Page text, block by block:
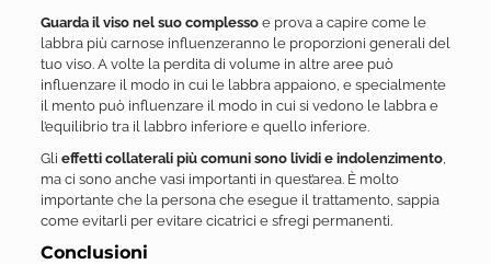
Guarda il viso nel suo complessoe prova a capire come le
labbra più carnose influenzeranno le proporzioni generali del
tuo viso. A volte la perdita di volume in altre aree può
influenzare il modo in cui le labbra appaiono, e specialmente
il mento può influenzare il modo in cui si vedono le labbra e
l’equilibrio tra il labbro inferiore e quello inferiore.
Gli effetti collaterali più comuni sono lividi e indolenzimento,
ma ci sono anche vasi importanti in quest’area. È molto
importante che la persona che esegue il trattamento, sappia
come evitarli per evitare cicatrici e sfregi permanenti.
Conclusioni